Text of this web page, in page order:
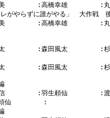
美        :高橋幸雄        :丸
やらずに誰がやる」　大作戦　
:高橋幸雄        :丸
太        :森田風太        :杉
:森田風太        :杉
信        :羽生頼仙        :渡
仙        :